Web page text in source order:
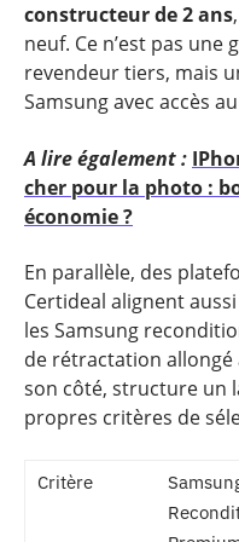
constructeur de 2 ans
neuf. Ce n’est pas une
revendeur tiers, mais
Samsung avec accès
A lire également :
cher pour la photo :
économie ?
En parallèle, des
Certideal alignent
les Samsung
de rétractation allongé
son côté, structure un
propres critères de
Critère